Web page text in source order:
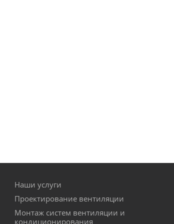
Наши услуги
Проектирование вентиляции
Монтаж систем вентиляции и
кондиционирования